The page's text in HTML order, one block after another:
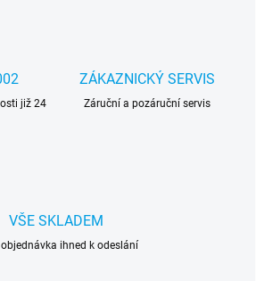
již 24
ZÁKAZNICKÝ SERVIS
Záruční a pozáruční servis
VŠE SKLADEM
ihned k odeslání